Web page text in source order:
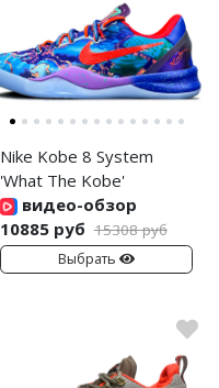
Nike Kobe 8 System
'What The Kobe'
видео-обзор
10885 руб 15308 руб
Выбрать